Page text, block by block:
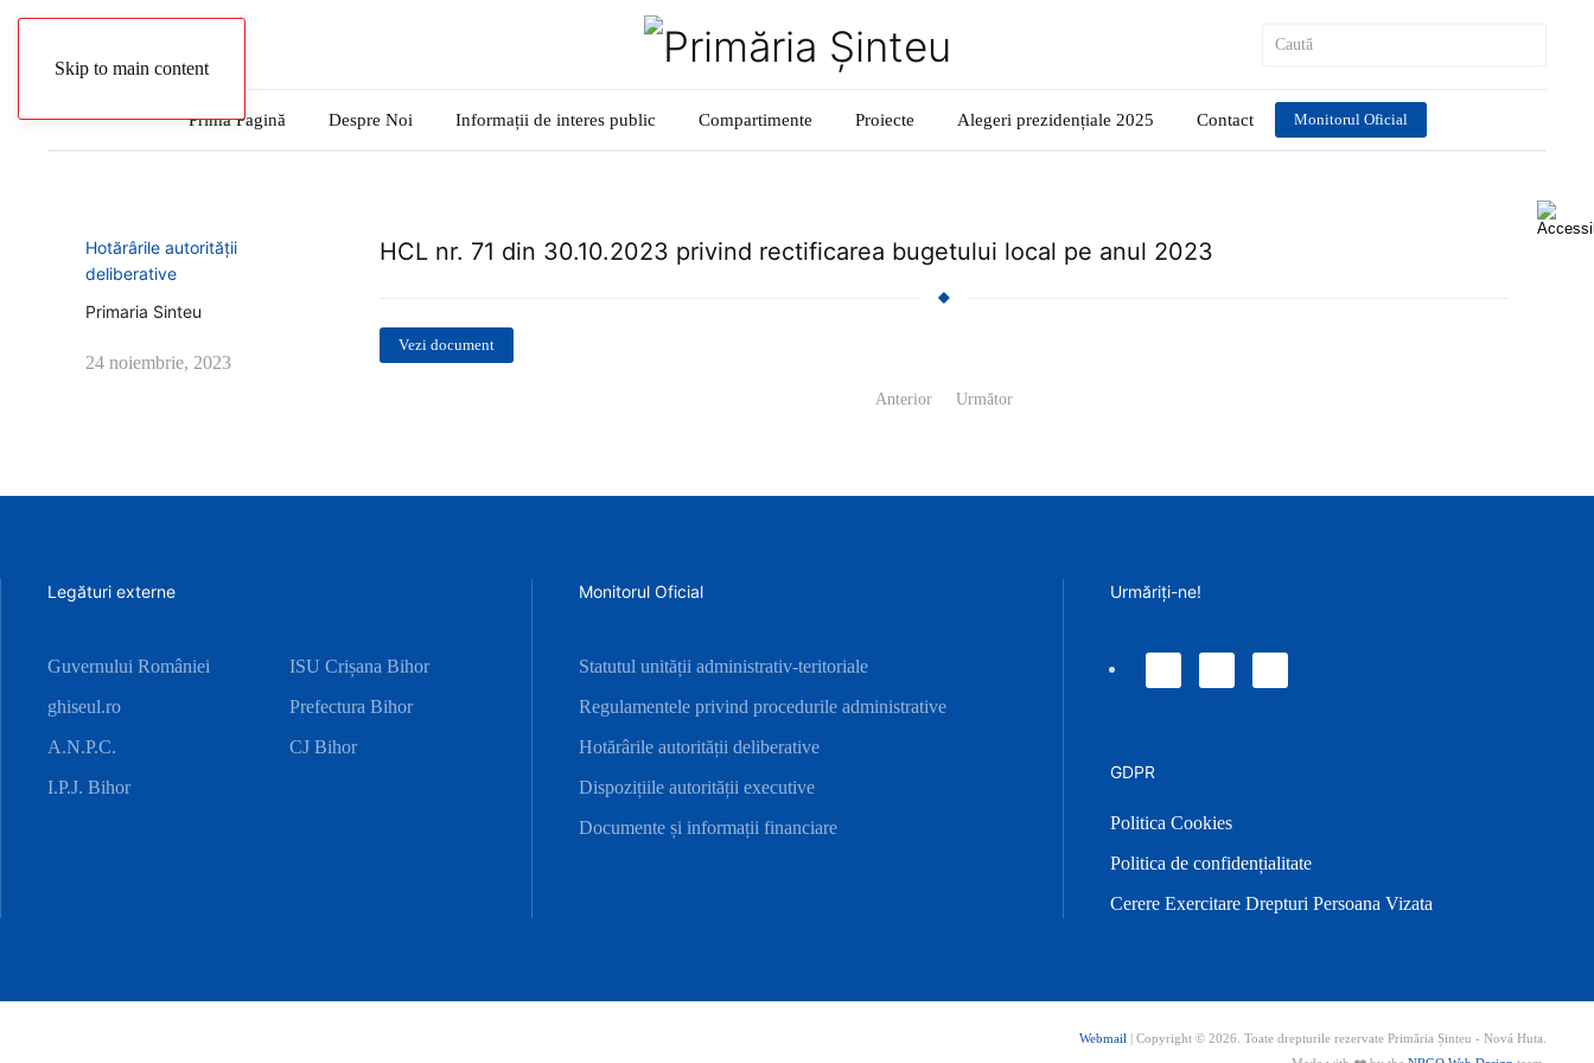
Skip to main content
Prima Pagină Despre Noi Informații de interes public Compartimente Proiecte Alegeri prezidențiale 2025 Contact Monitorul Oficial
Hotărârile autorității
deliberative
Primaria Sinteu
24 noiembrie, 2023
HCL nr. 71 din 30.10.2023 privind rectificarea bugetului local pe anul 2023
Vezi document
Anterior Următor
Legături externe
Guvernului României
ghiseul.ro
A.N.P.C.
I.P.J. Bihor
ISU Crișana Bihor
Prefectura Bihor
CJ Bihor
Monitorul Oficial
Statutul unității administrativ-teritoriale
Regulamentele privind procedurile administrative
Hotărârile autorității deliberative
Dispozițiile autorității executive
Documente și informații financiare
Urmăriți-ne!
GDPR
Politica Cookies
Politica de confidențialitate
Cerere Exercitare Drepturi Persoana Vizata
Webmail | Copyright © 2026. Toate drepturile rezervate Primăria Șinteu - Nová Huta.